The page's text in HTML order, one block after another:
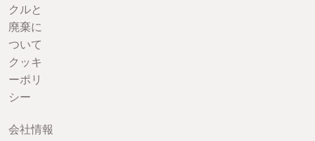
クルと
廃棄に
ついて
クッキ
ーポリ
シー
会社情報